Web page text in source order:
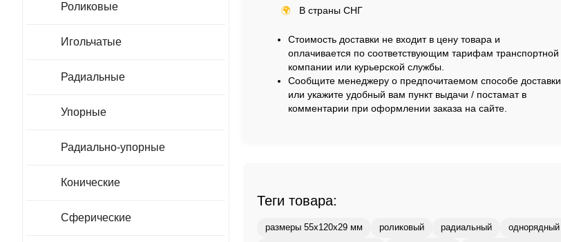
🌍 В страны СНГ
Стоимость доставки не входит в цену товара и
оплачивается по соответствующим тарифам транспортной
компании или курьерской службы.
Сообщите менеджеру о предпочитаемом способе доставки
или укажите удобный вам пункт выдачи / постамат в
комментарии при оформлении заказа на сайте.
Теги товара:
размеры 55x120x29 мм роликовый радиальный однорядный
Роликовые
Игольчатые
Радиальные
Упорные
Радиально-упорные
Конические
Сферические